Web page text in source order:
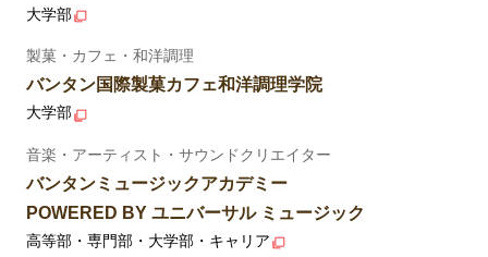
大学部
製菓・カフェ・和洋調理
バンタン国際製菓カフェ和洋調理学院
大学部
音楽・アーティスト・サウンドクリエイター
バンタンミュージックアカデミー
POWERED BY ユニバーサル ミュージック
高等部・専門部・大学部・キャリア